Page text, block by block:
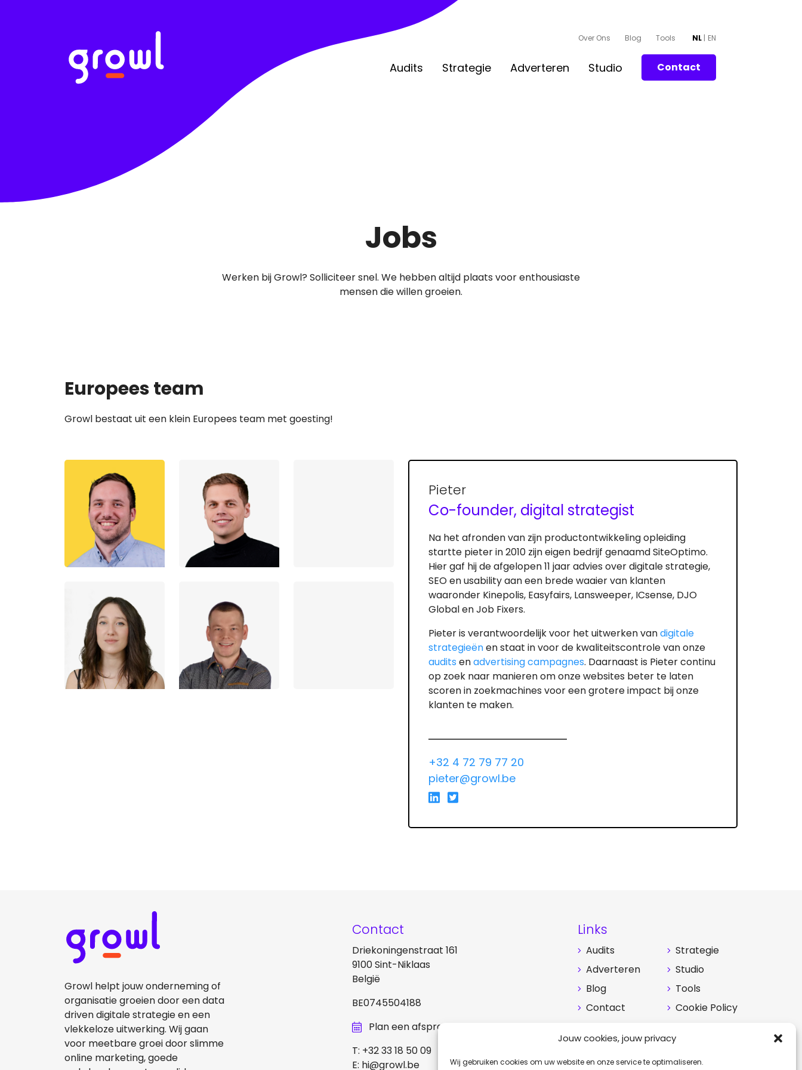
Jouw cookies, jouw privacy
Wij gebruiken cookies om uw website en onze service te optimaliseren.
Over Ons Blog Tools NL EN
Audits Strategie Adverteren Studio Contact
Jobs
Werken bij Growl? Solliciteer snel. We hebben altijd plaats voor enthousiaste
mensen die willen groeien.
Europees team
Growl bestaat uit een klein Europees team met goesting!
Na het afronden van zijn productontwikkeling opleiding
startte pieter in 2010 zijn eigen bedrijf genaamd SiteOptimo.
Hier gaf hij de afgelopen 11 jaar advies over digitale strategie,
SEO en usability aan een brede waaier van klanten
waaronder Kinepolis, Easyfairs, Lansweeper, ICsense, DJO
Global en Job Fixers.
Pieter is verantwoordelijk voor het uitwerken vandigitale
strategieënen staat in voor de kwaliteitscontrole van onze
audits enadvertising campagnes. Daarnaast is Pieter continu
op zoek naar manieren om onze websites beter te laten
scoren in zoekmachines voor een grotere impact bij onze
klanten te maken.
Growl helpt jouw onderneming of
organisatie groeien door een data
driven digitale strategie en een
vlekkeloze uitwerking. Wij gaan
voor meetbare groei door slimme
online marketing, goede
Contact
Driekoningenstraat 161
9100 Sint-Niklaas
België
BE0745504188
Plan een afspraak
T: +32 33 18 50 09
E: hi@growl.be
Links
Audits
Strategie
Adverteren
Studio
Blog
Tools
Contact
Cookie Policy